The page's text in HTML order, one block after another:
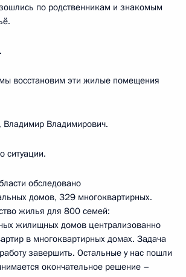
по родственникам и знакомым
восстановим эти жилые помещения
Владимир Владимирович.
ситуации.
обследовано
домов, 329 многоквартирных.
жилья для 800 семей:
жилищных домов централизованно
в многоквартирных домах. Задача
завершить. Остальные у нас пошли
окончательное решение –